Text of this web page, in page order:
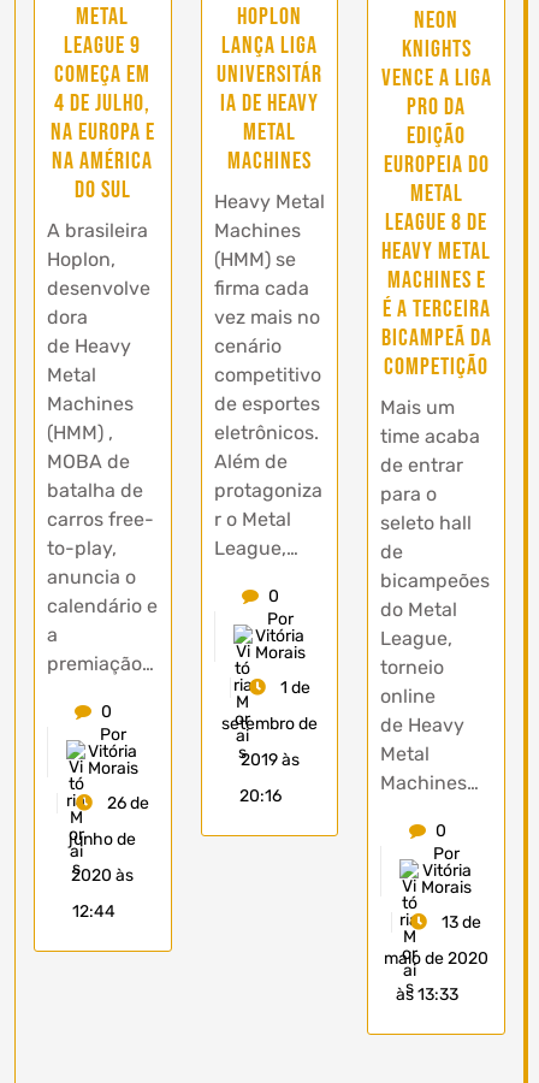
Metal
League 9
começa em
4 de Julho,
na Europa e
na América
do Sul
A brasileira
Hoplon,
desenvolve
dora
de Heavy
Metal
Machines
(HMM) ,
MOBA de
batalha de
carros free-
to-play,
anuncia o
calendário e
a
premiação…
0
Por
Vitória
Morais
26 de
junho de
2020 às
12:44
Hoplon
lança Liga
Universitár
ia de Heavy
Metal
Machines
Heavy Metal
Machines
(HMM) se
firma cada
vez mais no
cenário
competitivo
de esportes
eletrônicos.
Além de
protagoniza
r o Metal
League,…
0
Por
Vitória
Morais
1 de
setembro de
2019 às
20:16
Neon
Knights
vence a Liga
Pro da
edição
europeia do
Metal
League 8 de
Heavy Metal
Machines e
é a terceira
bicampeã da
competição
Mais um
time acaba
de entrar
para o
seleto hall
de
bicampeões
do Metal
League,
torneio
online
de Heavy
Metal
Machines…
0
Por
Vitória
Morais
13 de
maio de 2020
às 13:33